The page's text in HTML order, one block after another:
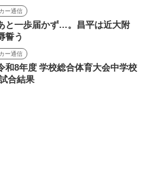
ー通信
と一歩届かず…。昌平は近大附
誓う
ー通信
和8年度 学校総合体育大会中学校
合結果